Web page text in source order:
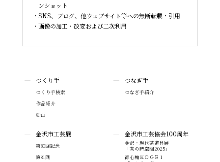
ンショット
SNS、ブログ、他ウェブサイト等への無断転載・引用
画像の加工・改変および二次利用
つくり手
つくり手検索
作品紹介
動画
つなぎ手
つなぎ手紹介
金沢市工芸展
第80回記念
第81回
金沢市工芸協会100周年
金沢・現代茶道具展
「茶の時空間2025」
都心軸ＫＯＧＥＩ